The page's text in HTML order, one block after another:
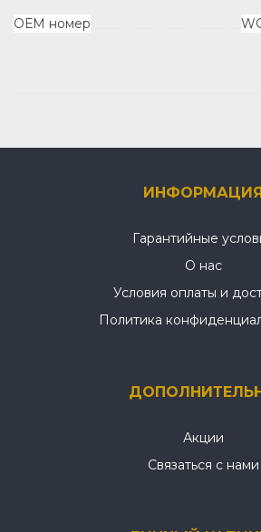
ОЕМ номер
Гарантийные
О нас
Условия оплаты и
Политика
Акции
Связаться с нами